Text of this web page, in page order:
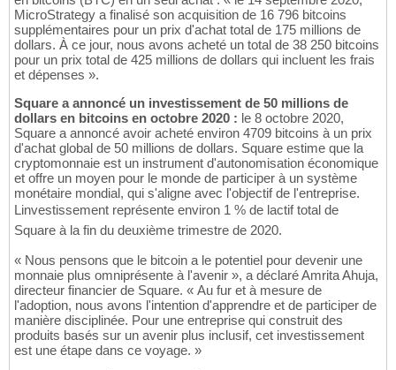
MicroStrategy a finalisé son acquisition de 16 796 bitcoins
supplémentaires pour un prix d'achat total de 175 millions de
dollars. À ce jour, nous avons acheté un total de 38 250 bitcoins
pour un prix total de 425 millions de dollars qui incluent les frais
et dépenses ».
Square a annoncé un investissement de 50 millions de
dollars en bitcoins en octobre 2020 : le 8 octobre 2020,
Square a annoncé avoir acheté environ 4709 bitcoins à un prix
d'achat global de 50 millions de dollars. Square estime que la
cryptomonnaie est un instrument d'autonomisation économique
et offre un moyen pour le monde de participer à un système
monétaire mondial, qui s'aligne avec l'objectif de l'entreprise.
Linvestissement représente environ 1 % de lactif total de
Square à la fin du deuxième trimestre de 2020.
« Nous pensons que le bitcoin a le potentiel pour devenir une
monnaie plus omniprésente à l'avenir », a déclaré Amrita Ahuja,
directeur financier de Square. « Au fur et à mesure de
l'adoption, nous avons l'intention d'apprendre et de participer de
manière disciplinée. Pour une entreprise qui construit des
produits basés sur un avenir plus inclusif, cet investissement
est une étape dans ce voyage. »